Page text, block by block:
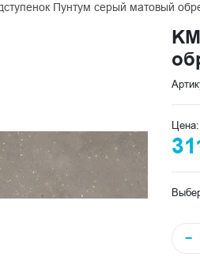
Пунтум серый матовый
Цена:
−